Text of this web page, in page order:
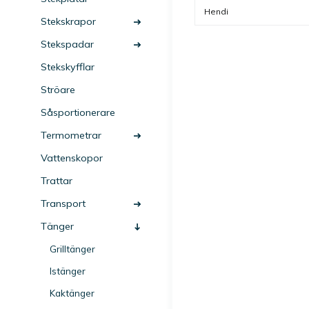
PVC i svart färg. Tång
Hendi
Stekskrapor
Stekspadar
Stekskyfflar
Ströare
Såsportionerare
Termometrar
Vattenskopor
Trattar
Transport
Tänger
Grilltänger
Istänger
Kaktänger